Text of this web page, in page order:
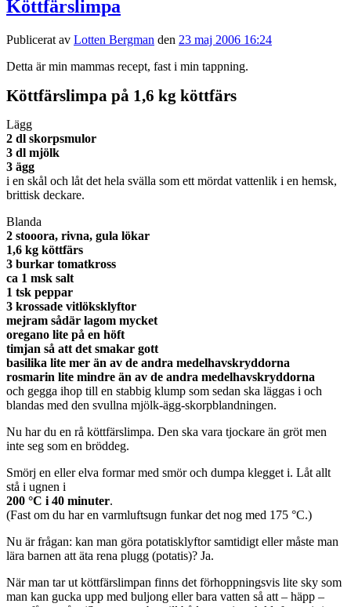
Köttfärslimpa
Publicerat av Lotten Bergman den 23 maj 2006 16:24
Detta är min mammas recept, fast i min tappning.
Köttfärslimpa på 1,6 kg köttfärs
Lägg
2 dl skorpsmulor
3 dl mjölk
3 ägg
i en skål och låt det hela svälla som ett mördat vattenlik i en hemsk,
brittisk deckare.
Blanda
2 stooora, rivna, gula lökar
1,6 kg köttfärs
3 burkar tomatkross
ca 1 msk salt
1 tsk peppar
3 krossade vitlöksklyftor
mejram sådär lagom mycket
oregano lite på en höft
timjan så att det smakar gott
basilika lite mer än av de andra medelhavskryddorna
rosmarin lite mindre än av de andra medelhavskryddorna
och gegga ihop till en stabbig klump som sedan ska läggas i och
blandas med den svullna mjölk-ägg-skorpblandningen.
Nu har du en rå köttfärslimpa. Den ska vara tjockare än gröt men
inte seg som en bröddeg.
Smörj en eller elva formar med smör och dumpa klegget i. Låt allt
stå i ugnen i
200 °C i 40 minuter.
(Fast om du har en varmluftsugn funkar det nog med 175 °C.)
Nu är frågan: kan man göra potatisklyftor samtidigt eller måste man
lära barnen att äta rena plugg (potatis)? Ja.
När man tar ut köttfärslimpan finns det förhoppningsvis lite sky som
man kan gucka upp med buljong eller bara vatten så att – häpp –